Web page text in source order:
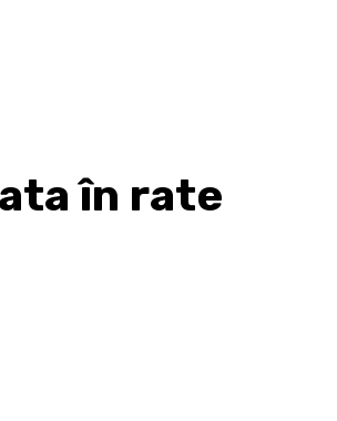
în rate